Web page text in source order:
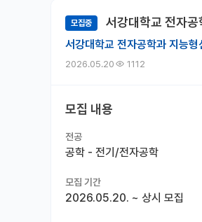
모집중 서강대학교 전자
서강대학교 전자공학과 지능
2026.05.20 1112
모집 내용
전공
공학 - 전기/전자공학
모집 기간
2026.05.20. ~ 상시 모집